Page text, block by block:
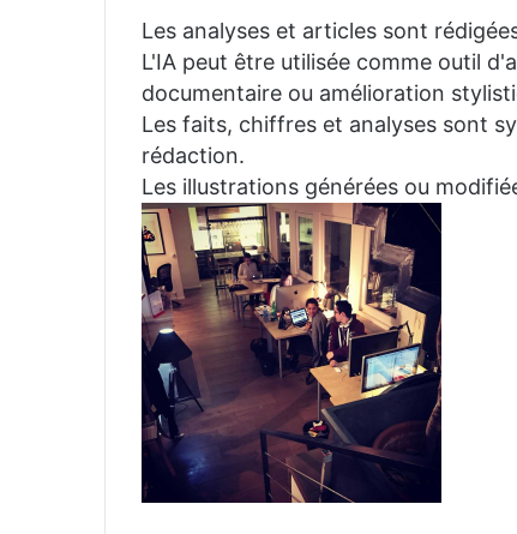
Les analyses et articles sont
L'IA peut être utilisée comme outil
documentaire ou amélioration
Les faits, chiffres et analyses sont
rédaction.
Les illustrations générées ou